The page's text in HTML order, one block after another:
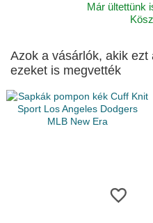
Már ültettünk
Azok a vásárlók, akik
ezeket is megvették